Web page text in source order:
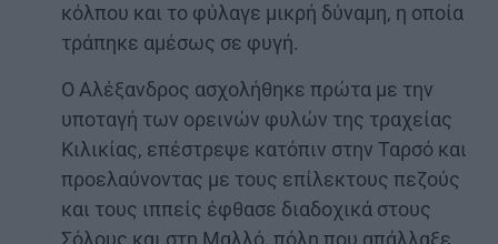
κόλπου και το φύλαγε μικρή δύναμη, η οποία
τράπηκε αμέσως σε φυγή.
Ο Αλέξανδρος ασχολήθηκε πρώτα με την
υποταγή των ορεινών φυλών της τραχείας
Κιλικίας, επέστρεψε κατόπιν στην Ταρσό και
προελαύνοντας με τους επίλεκτους πεζούς
και τους ιππείς έφθασε διαδοχικά στους
Σόλους και στη Μαλλό, πόλη που απάλλαξε